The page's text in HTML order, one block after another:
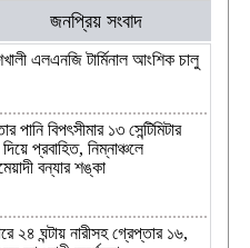
জনপ্রিয় সংবাদ
এলএনজি টার্মিনাল আংশিক চালু
পানি বিপৎসীমার ১৩ সেন্টিমিটার
প্রবাহিত, নিম্নাঞ্চলে
বন্যার শঙ্কা
২৪ ঘন্টায় নারীসহ গ্রেপ্তার ১৬,